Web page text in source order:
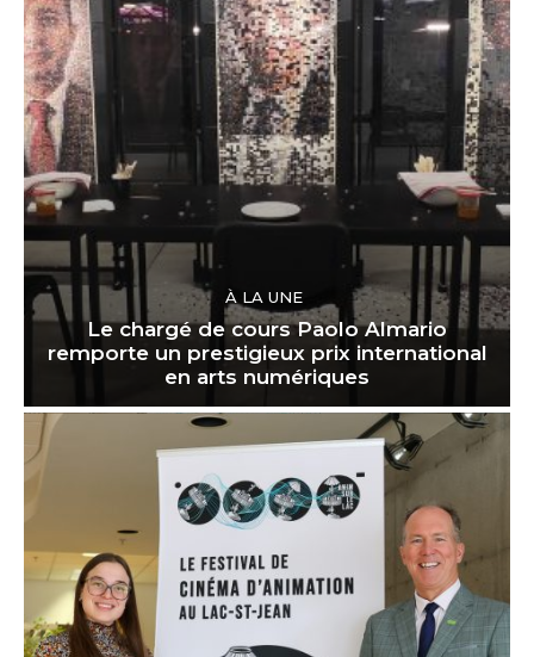
À LA UNE
Le chargé de cours Paolo Almario
remporte un prestigieux prix international
en arts numériques